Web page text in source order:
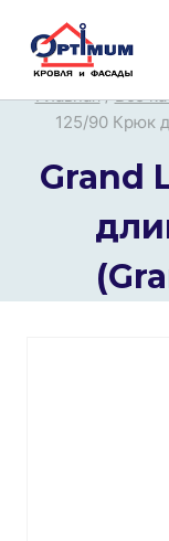
Перейти
Главная / Все
125/90 Крюк
Grand